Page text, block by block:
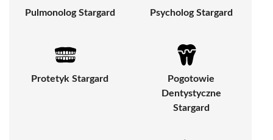
Pulmonolog Stargard Psycholog Stargard
Protetyk Stargard
Pogotowie
Dentystyczne
Stargard